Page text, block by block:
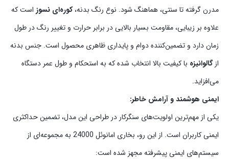
مدرن گرفته تا سنتی، هماهنگ شود. نوع رنگ بدنه،کوره‌ای نسوز است که
علاوه بر زیبایی، مقاومت بسیار بالایی در برابر حرارت و تغییر رنگ در طول
زمان دارد و تضمین‌کننده دوام و پایداری ظاهری محصول است. جنس بدنه
ازگالوانیزه با کیفیت بالا انتخاب شده که به استحکام و طول عمر دستگاه
می‌افزاید.
ایمنی هوشمند و آرامش خاطر:
یکی از مهم‌ترین اولویت‌های سنگرکار در طراحی این مدل، تضمین حداکثری
ایمنی کاربران است. از این رو، بخاری امانوئل 24000 به مجموعه‌ای از
سیستم‌های ایمنی پیشرفته مجهز شده است: